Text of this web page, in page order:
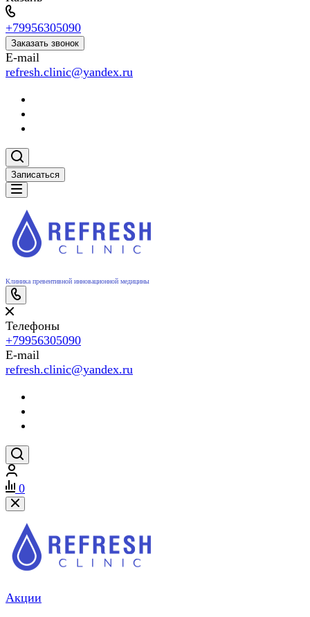
+79956305090
Заказать звонок
E-mail
refresh.clinic@yandex.ru
Записаться
Клиника превентивной инновационной медицины
Телефоны
+79956305090
E-mail
refresh.clinic@yandex.ru
0
Акции